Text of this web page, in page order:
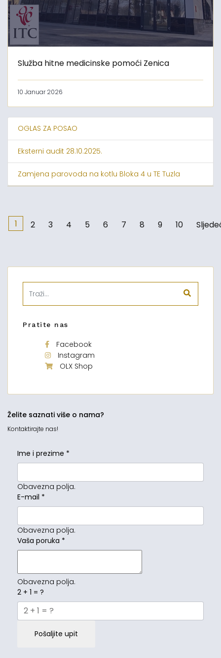
Služba hitne medicinske pomoći Zenica
10 Januar 2026
OGLAS ZA POSAO
Eksterni audit 28.10.2025.
Zamjena parovoda na kotlu Bloka 4 u TE Tuzla
1 2 3 4 5 6 7 8 9 10
Pratite nas
Facebook
Instagram
OLX Shop
Želite saznati više o nama?
Kontaktirajte nas!
Ime i prezime *
Obavezna polja.
E-mail *
Obavezna polja.
Vaša poruka *
Obavezna polja.
2 + 1 = ?
Pošaljite upit